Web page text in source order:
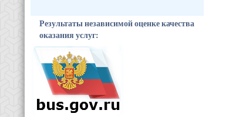
Результаты независимой оценке качества
оказания услуг: